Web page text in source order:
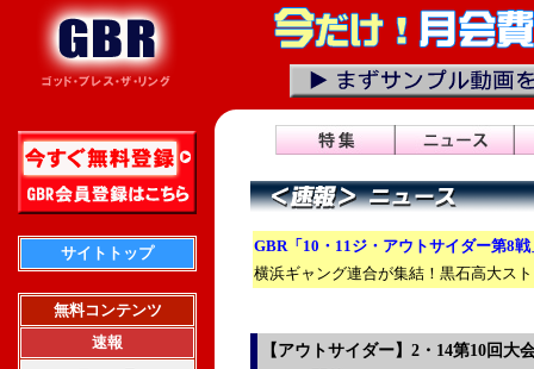
サイトトップ
無料コンテンツ
速報
GBR「10・11ジ・アウトサイダー第8
横浜ギャング連合が集結！黒石高大ス
【アウトサイダー】2・14第10回大